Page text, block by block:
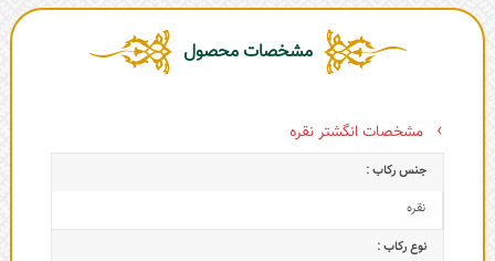
مشخصات محصول
مشخصات انگشتر نقره
جنس رکاب :
نقره
نوع رکاب :